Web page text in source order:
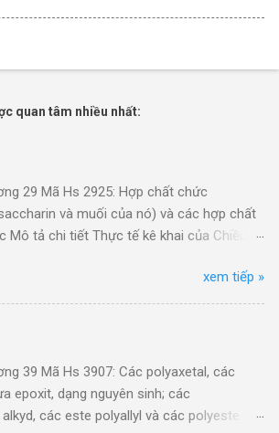
quan tâm nhiều nhất:
29 Mã Hs 2925: Hợp chất chức
và muối của nó) và các hợp chất
Mô tả chi tiết Thực tế kê khai của Chiều
lượng rắn 30.1%, hàng mới 100%, công
bằng kim loại/KR/XK - Mã Hs 29251100:
trong môi trường nước, hàm lượng
29251100: Hóa chất SEAL NICKEL
gia tạo bóng dùng trong xi mạ, thành
3.9% và nước (Cas 128-44-9,
xem tiếp »
39 Mã Hs 3907: Các polyaxetal, các
epoxit, dạng nguyên sinh; các
các este polyallyl và các polyeste